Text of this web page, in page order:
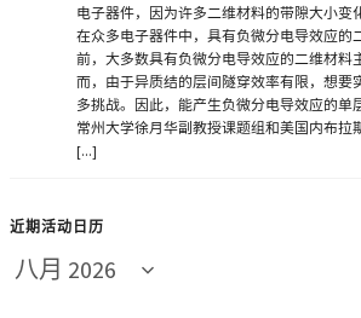
电子器件，因为许多二维材料的带隙大小变
在众多电子器件中，具有负微分电导效应的
前，大多数具有负微分电导效应的二维材料
而，由于异质结的层间隧穿效率有限，想要
多挑战。因此，能产生负微分电导效应的单
常州大学徐月华副教授课题组和美国内布拉
[...]
近期活动日历